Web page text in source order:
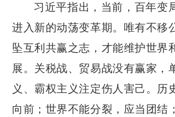
习近平指出，当前，百年变
进入新的动荡变革期。唯有不移
坠互利共赢之志，才能维护世界
展。关税战、贸易战没有赢家，
义、霸权主义注定伤人害己。历
向前；世界不能分裂，应当团结